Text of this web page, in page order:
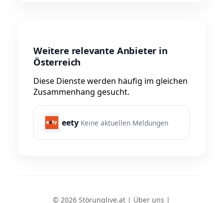
Weitere relevante Anbieter in
Österreich
Diese Dienste werden häufig im gleichen
Zusammenhang gesucht.
eety Keine aktuellen Meldungen
© 2026 Störunglive.at | Über uns |